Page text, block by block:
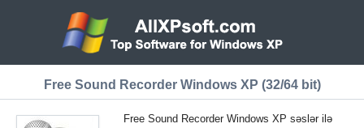
Free Sound Recorder Windows XP (32/64 bit)
Free Sound Recorder Windows XP səslər ilə